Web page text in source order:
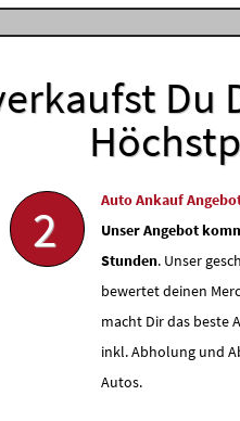
Du
2
Auto Ankauf
Unser Angebot
Stunden. Unser
bewertet deinen
macht Dir das beste
inkl. Abholung und
Autos.